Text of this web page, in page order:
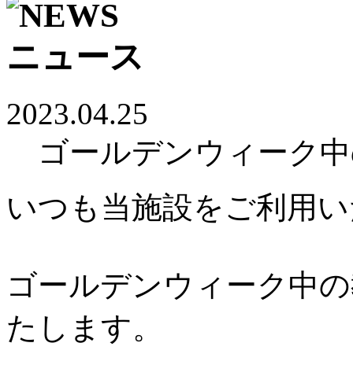
2023.04.25
ゴールデンウィーク
いつも当施設をご利用
ゴールデンウィーク中
たします。